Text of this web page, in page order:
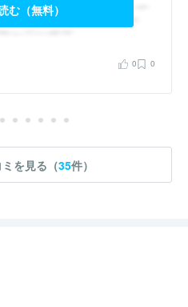
む（無料）
0 0
を見る（35件）